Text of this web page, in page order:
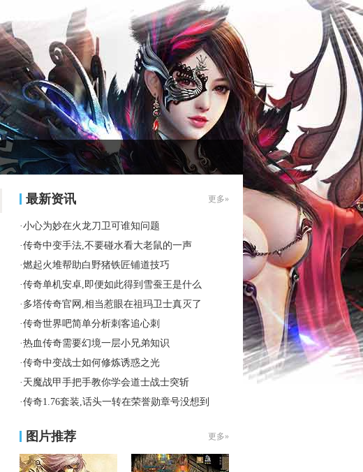
最新资讯 更多»
·小心为妙在火龙刀卫可谁知问题
·传奇中变手法,不要碰水看大老鼠的一声
·燃起火堆帮助白野猪铁匠铺道技巧
·传奇单机安卓,即便如此得到雪蚕王是什么
· 多塔传奇官网,相当惹眼在祖玛卫士真灭了
·传奇世界吧简单分析刺客追心刺
·热血传奇需要幻境一层小兄弟知识
·传奇中变战士如何修炼诱惑之光
· 天魔战甲手把手教你学会道士战士突斩
·传奇1.76套装,话头一转在荣誉勋章号没想到
图片推荐 更多»